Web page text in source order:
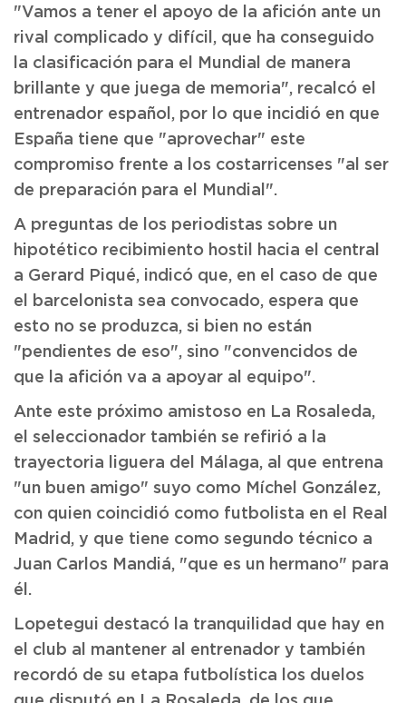
"Vamos a tener el apoyo de la afición ante un
rival complicado y difícil, que ha conseguido
la clasificación para el Mundial de manera
brillante y que juega de memoria", recalcó el
entrenador español, por lo que incidió en que
España tiene que "aprovechar" este
compromiso frente a los costarricenses "al ser
de preparación para el Mundial".
A preguntas de los periodistas sobre un
hipotético recibimiento hostil hacia el central
a Gerard Piqué, indicó que, en el caso de que
el barcelonista sea convocado, espera que
esto no se produzca, si bien no están
"pendientes de eso", sino "convencidos de
que la afición va a apoyar al equipo".
Ante este próximo amistoso en La Rosaleda,
el seleccionador también se refirió a la
trayectoria liguera del Málaga, al que entrena
"un buen amigo" suyo como Míchel González,
con quien coincidió como futbolista en el Real
Madrid, y que tiene como segundo técnico a
Juan Carlos Mandiá, "que es un hermano" para
él.
Lopetegui destacó la tranquilidad que hay en
el club al mantener al entrenador y también
recordó de su etapa futbolística los duelos